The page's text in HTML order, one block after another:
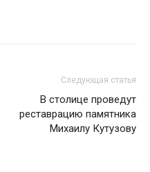
Следующая статья
В столице проведут
реставрацию памятника
Михаилу Кутузову